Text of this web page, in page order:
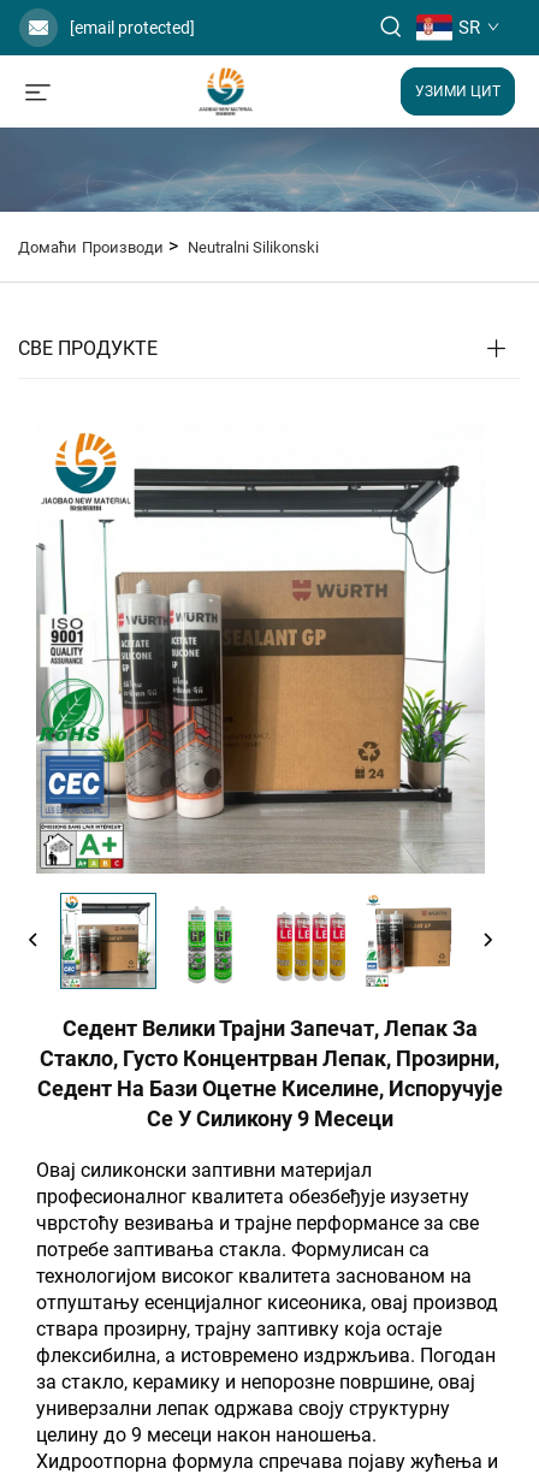
[email protected] SR
УЗИМИ ЦИТ
Домаћи Производи > Neutralni Silikonski
СВЕ ПРОДУКТЕ
Седент Велики Трајни Запечат, Лепак За
Стакло, Густо Концентрван Лепак, Прозирни,
Седент На Бази Оцетне Киселине, Испоручује
Се У Силикону 9 Месеци
Овај силиконски заптивни материјал
професионалног квалитета обезбеђује изузетну
чврстоћу везивања и трајне перформансе за све
потребе заптивања стакла. Формулисан са
технологијом високог квалитета заснованом на
отпуштању есенцијалног кисеоника, овај производ
ствара прозирну, трајну заптивку која остаје
флексибилна, а истовремено издржљива. Погодан
за стакло, керамику и непорозне површине, овај
универзални лепак одржава своју структурну
целину до 9 месеци након наношења.
Хидроотпорна формула спречава појаву жућења и